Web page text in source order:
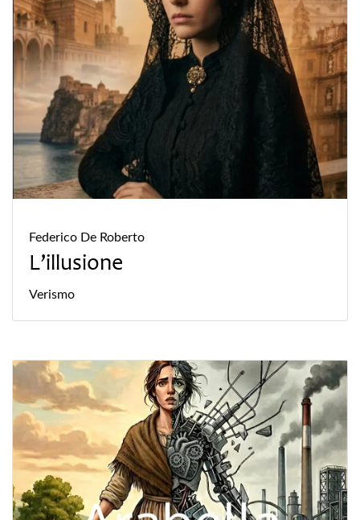
Federico De Roberto
L’illusione
Verismo